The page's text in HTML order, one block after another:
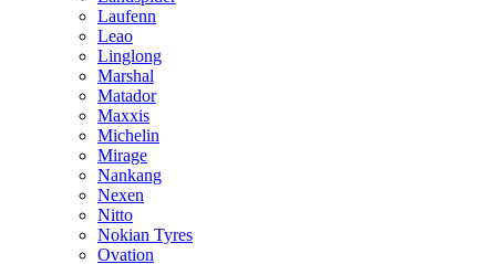
Laufenn
Leao
Linglong
Marshal
Matador
Maxxis
Michelin
Mirage
Nankang
Nexen
Nitto
Nokian Tyres
Ovation